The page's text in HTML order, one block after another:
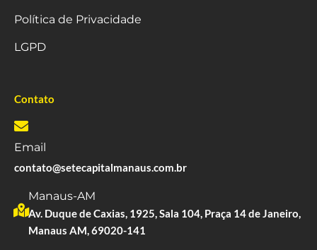
Política de Privacidade
LGPD
Contato
Email
contato@setecapitalmanaus.com.br
Manaus-AM
Av. Duque de Caxias, 1925, Sala 104, Praça 14 de Janeiro,
Manaus AM, 69020-141